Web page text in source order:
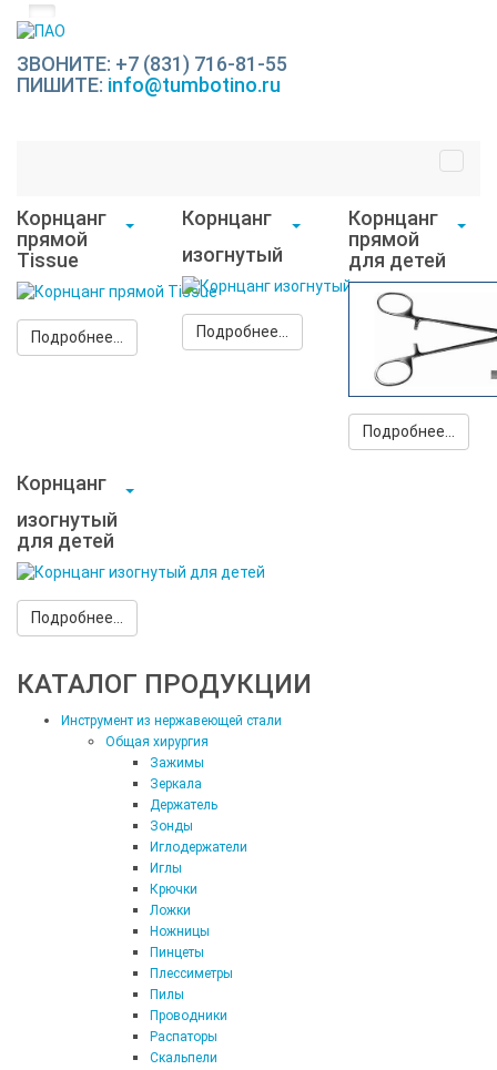
ЗВОНИТЕ: +7 (831) 716-81-55
ПИШИТЕ: info@tumbotino.ru
Корнцанг
прямой
Tissue
Подробнее...
Корнцанг
изогнутый
Подробнее...
Корнцанг
прямой
для детей
Подробнее...
Корнцанг
изогнутый
для детей
Подробнее...
КАТАЛОГ ПРОДУКЦИИ
Инструмент из нержавеющей стали
Общая хирургия
Зажимы
Зеркала
Держатель
Зонды
Иглодержатели
Иглы
Крючки
Ложки
Ножницы
Пинцеты
Плессиметры
Пилы
Проводники
Распаторы
Скальпели